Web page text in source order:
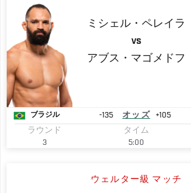
ミシェル・ペレイラ
VS
アブス・マゴメドフ
ブラジル -135 オッズ +105
ラウンド
3
タイム
5:00
ウェルター級 マッチ